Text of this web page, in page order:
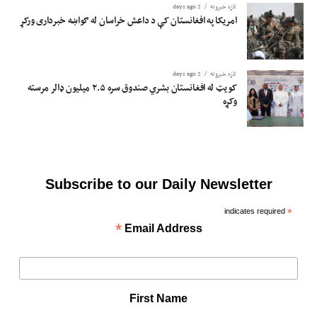
تازه خبرونه 2 days ago
امریکا په افغانستان کې د داعش خراسان له ګواښه خبرداری ورکړ
تازه خبرونه 2 days ago
کویټ له افغانستان بشري صندوق سره ۲.۵ میلیون ډالر مرسته
وکړه
Subscribe to our Daily Newsletter
*
Email Address
*
First Name